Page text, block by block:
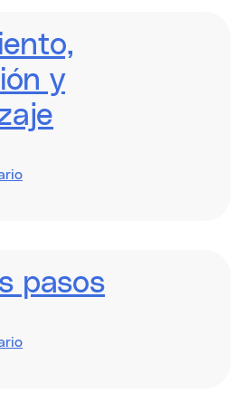
and
the
Causality
Framework
y
sobre
pasos
sobre